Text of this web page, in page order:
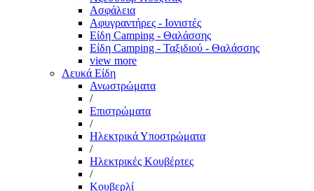
Ασφάλεια
Αφυγραντήρες - Ιονιστές
Είδη Camping - Θαλάσσης
Είδη Camping - Ταξιδιού - Θαλάσσης
view more
Λευκά Είδη
Ανωστρώματα
/
Επιστρώματα
/
Ηλεκτρικά Υποστρώματα
/
Ηλεκτρικές Κουβέρτες
/
Κουβερλί